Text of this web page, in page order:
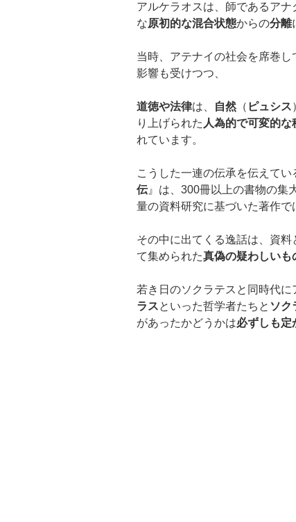
アルケラオスは、師であるア
な原初的な混合状態からの分離
当時、アテナイの社会を席巻
影響も受けつつ、
道徳や法律は、 自然 （ ピュシス
り上げられた 人為的で可変的な
れています。
こうした一連の伝承を伝えて
伝』は、300冊以上の書物の集
量の資料研究に基づいた著作で
その中に出てくる逸話は、資料
て集められた真偽の疑わしいも
若き日のソクラテスと同時代
ラスといった哲学者たちと ソク
があったかどうかは必ずしも定